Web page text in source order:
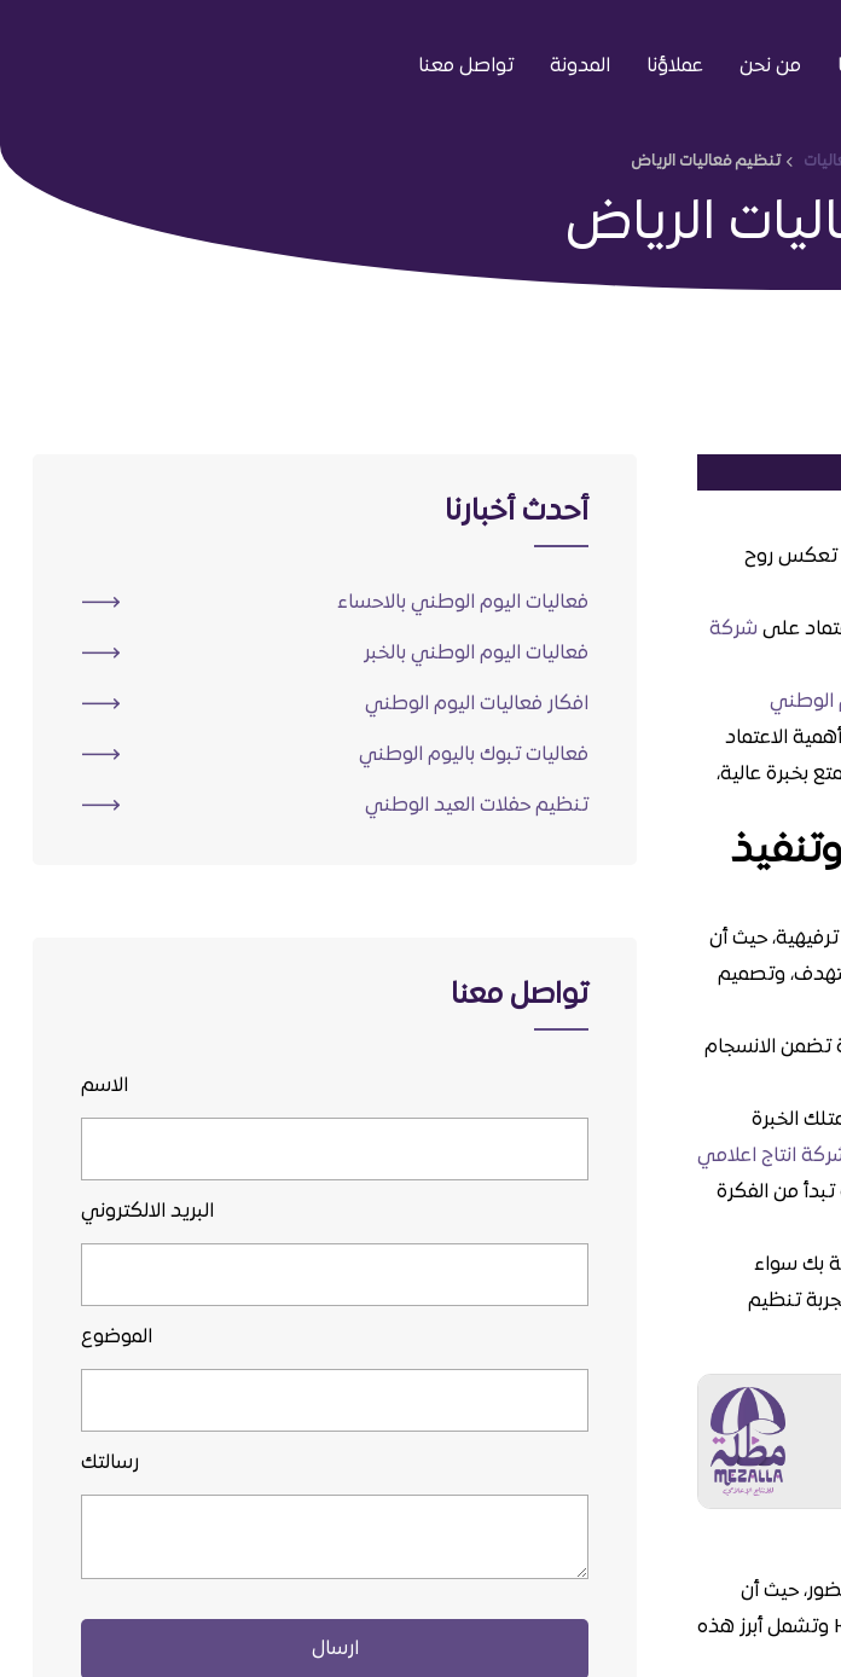
من نحن عملاؤنا المدونة تواصل معنا
تنظيم فعاليات الرياض
الرياض
تعكس روح
على شركة
الوطني
الاعتماد
بخبرة عالية،
حيث أن
وتصميم
تضمن الانسجام
الخبرة
انتاج اعلامي
من الفكرة
بك سواء
تنظيم
حيث أن
عملية التنظيم تعتمد على تنسيق ودراسة شاملة لكل تفاصيل الحدث من الفكرة حتى التنفيذK وتشمل أبرز هذه
أحدث أخبارنا
فعاليات اليوم الوطني بالاحساء
فعاليات اليوم الوطني بالخبر
افكار فعاليات اليوم الوطني
فعاليات تبوك باليوم الوطني
تنظيم حفلات العيد الوطني
تواصل معنا
الاسم
البريد الالكتروني
الموضوع
رسالتك